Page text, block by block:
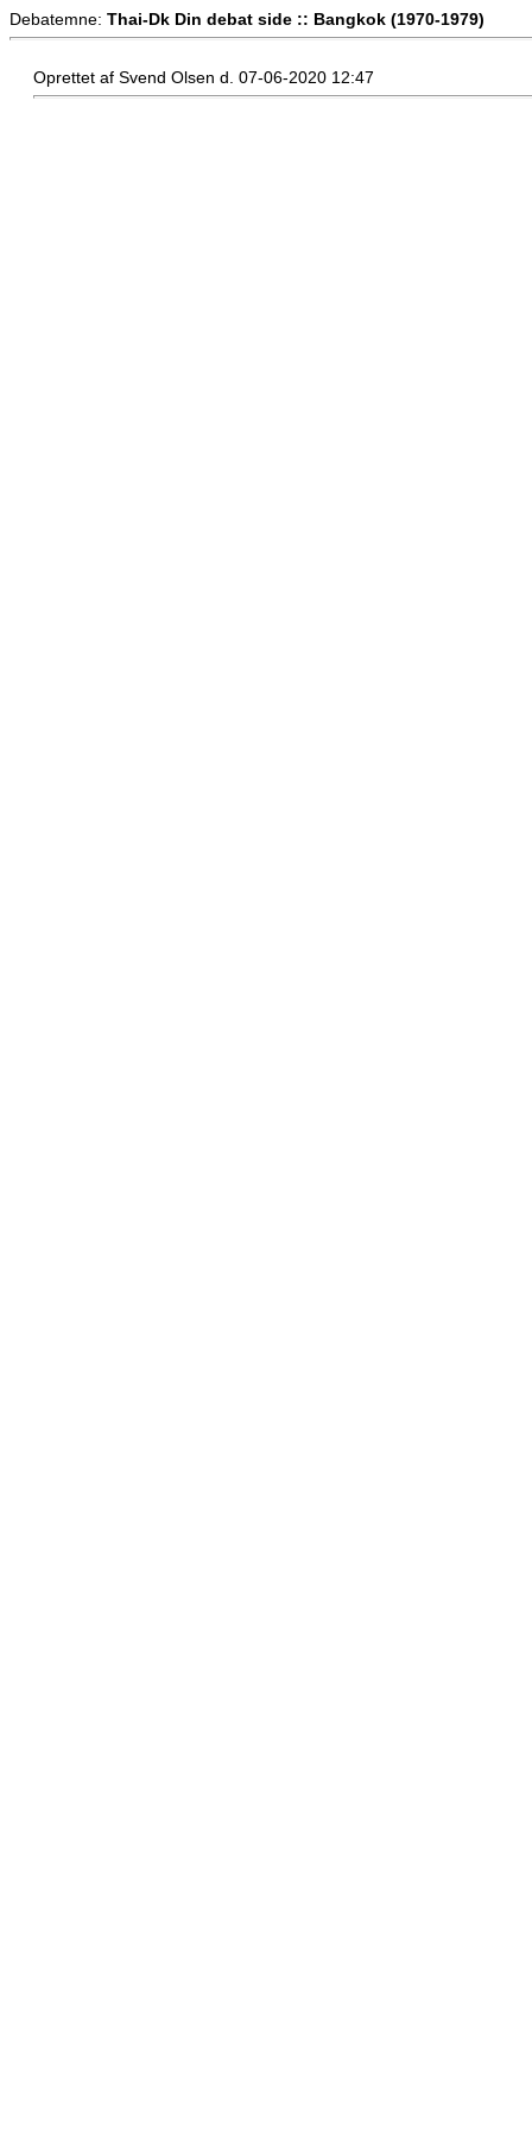
Debatemne: Thai-Dk Din debat side :: Bangkok (1970-1979)
Oprettet af Svend Olsen d. 07-06-2020 12:47